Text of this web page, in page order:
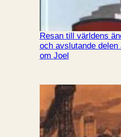
Resan till världens
och avslutande
om Joel